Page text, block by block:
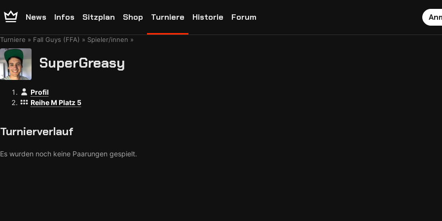
News Infos Sitzplan Shop Turniere Historie Forum
Turniere Fall Guys (FFA) Spieler/innen
SuperGreasy
Profil
Reihe M Platz 5
Turnierverlauf
Es wurden noch keine Paarungen gespielt.